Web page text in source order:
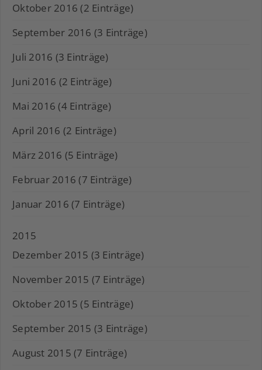
Oktober 2016 (2 Einträge)
September 2016 (3 Einträge)
Juli 2016 (3 Einträge)
Juni 2016 (2 Einträge)
Mai 2016 (4 Einträge)
April 2016 (2 Einträge)
März 2016 (5 Einträge)
Februar 2016 (7 Einträge)
Januar 2016 (7 Einträge)
2015
Dezember 2015 (3 Einträge)
November 2015 (7 Einträge)
Oktober 2015 (5 Einträge)
September 2015 (3 Einträge)
August 2015 (7 Einträge)